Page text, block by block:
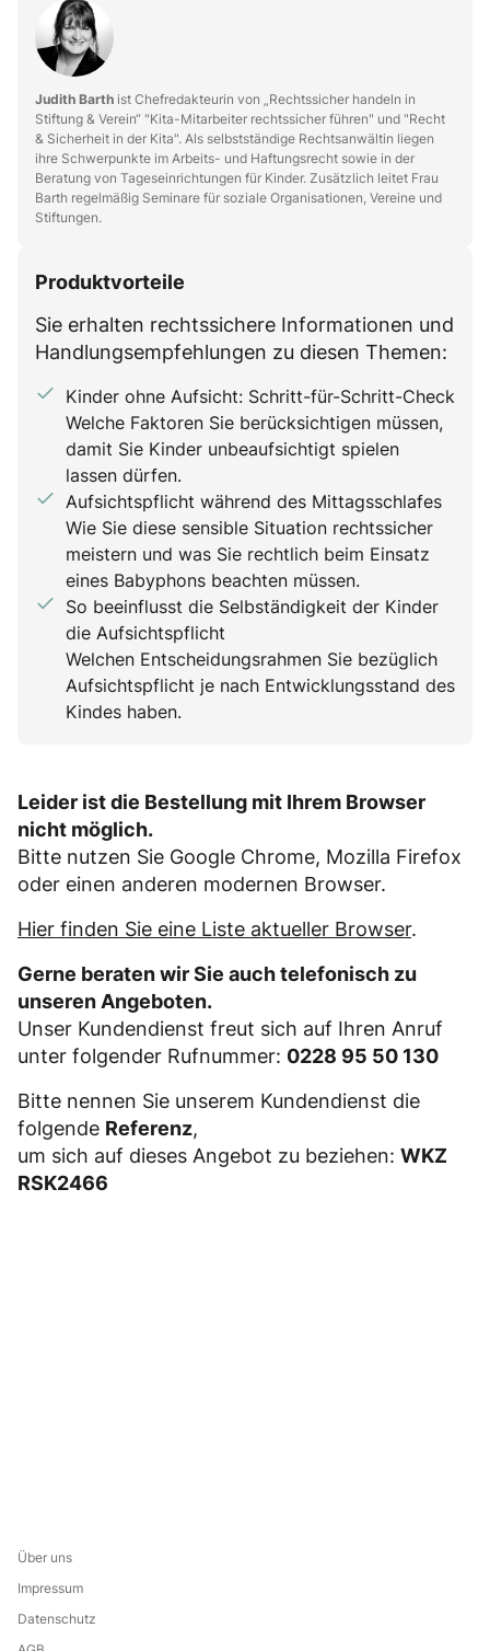
Judith Barth ist Chefredakteurin von „Rechtssicher handeln in
Stiftung & Verein“ "Kita-Mitarbeiter rechtssicher führen" und "Recht
& Sicherheit in der Kita". Als selbstständige Rechtsanwältin liegen
ihre Schwerpunkte im Arbeits- und Haftungsrecht sowie in der
Beratung von Tageseinrichtungen für Kinder. Zusätzlich leitet Frau
Barth regelmäßig Seminare für soziale Organisationen, Vereine und
Stiftungen.
Produktvorteile
Sie erhalten rechtssichere Informationen und
Handlungsempfehlungen zu diesen Themen:
Kinder ohne Aufsicht: Schritt-für-Schritt-Check
Welche Faktoren Sie berücksichtigen müssen,
damit Sie Kinder unbeaufsichtigt spielen
lassen dürfen.
Aufsichtspflicht während des Mittagsschlafes
Wie Sie diese sensible Situation rechtssicher
meistern und was Sie rechtlich beim Einsatz
eines Babyphons beachten müssen.
So beeinflusst die Selbständigkeit der Kinder
die Aufsichtspflicht
Welchen Entscheidungsrahmen Sie bezüglich
Aufsichtspflicht je nach Entwicklungsstand des
Kindes haben.
Leider ist die Bestellung mit Ihrem Browser
nicht möglich.
Bitte nutzen Sie Google Chrome, Mozilla Firefox
oder einen anderen modernen Browser.
Hier finden Sie eine Liste aktueller Browser.
Gerne beraten wir Sie auch telefonisch zu
unseren Angeboten.
Unser Kundendienst freut sich auf Ihren Anruf
unter folgender Rufnummer: 0228 95 50 130
Bitte nennen Sie unserem Kundendienst die
folgende Referenz,
um sich auf dieses Angebot zu beziehen: WKZ
RSK2466
Über uns
Impressum
Datenschutz